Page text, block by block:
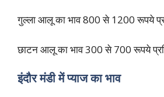
गुल्ला आलू का भाव 800 से 1200 रूपये
छाटन आलू का भाव 300 से 700 रूपये
इंदौर मंडी में प्याज का भाव